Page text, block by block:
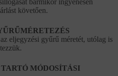
bármikor ingyenesen
követően.
eljegyzési gyűrű méretét, utólag is
MÓDOSÍTÁSI